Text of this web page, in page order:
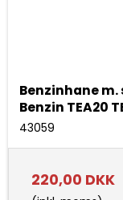
Benzinhane m.
Benzin TEA20
43059
220,00 DKK